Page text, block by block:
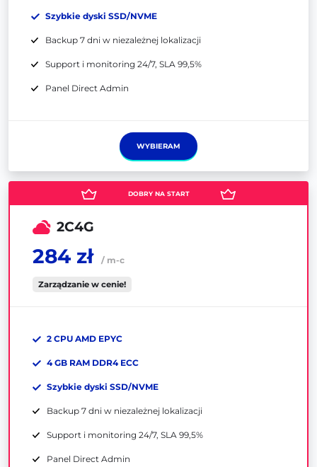
Szybkie dyski SSD/NVME
Backup 7 dni w niezależnej lokalizacji
Support i monitoring 24/7, SLA 99,5%
Panel Direct Admin
WYBIERAM
2C4G
284 zł / m-c
Zarządzanie w cenie!
2 CPU AMD EPYC
4 GB RAM DDR4 ECC
Szybkie dyski SSD/NVME
Backup 7 dni w niezależnej lokalizacji
Support i monitoring 24/7, SLA 99,5%
Panel Direct Admin